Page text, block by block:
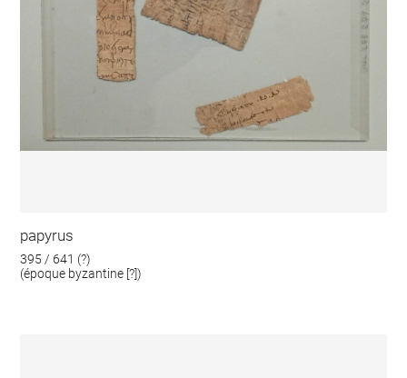
papyrus
395 / 641 (?)
(époque byzantine [?])